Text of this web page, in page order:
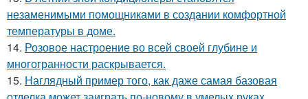
незаменимыми помощниками в создании комфортной
температуры в доме.
14. Розовое настроение во всей своей глубине и
многогранности раскрывается.
15. Наглядный пример того, как даже самая базовая